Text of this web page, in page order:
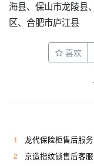
海县、保山市龙陵县
区、合肥市庐江县
喜欢
1
龙代保险柜售后服
2
京造指纹锁售后客